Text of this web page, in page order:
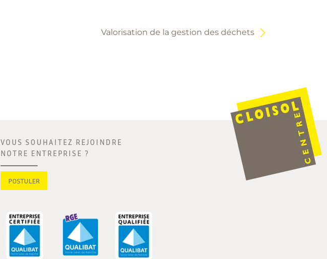
Valorisation de la gestion des déchets
VOUS SOUHAITEZ REJOINDRE
NOTRE ENTREPRISE ?
POSTULER